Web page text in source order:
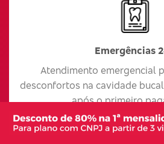
Emergências
Atendimento emergencial
desconfortos na cavidade
após o primeiro